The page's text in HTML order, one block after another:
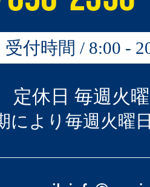
受付時間 / 8:00 -
定休日 毎週火
により毎週火曜